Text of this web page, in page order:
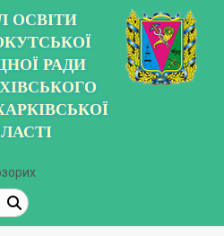
ОСВІТИ
РАДИ